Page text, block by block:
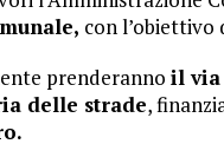
con l’obiettivo
prenderanno il via
delle strade,